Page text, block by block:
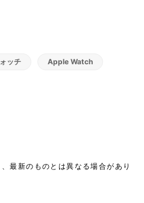
ッチ Apple Watch
最新のものとは異なる場合があり